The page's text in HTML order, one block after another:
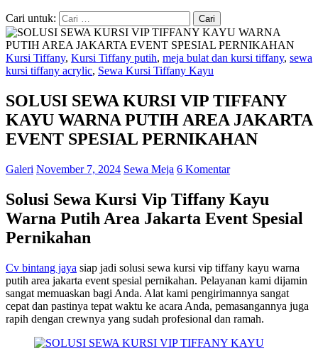
Cari untuk:
Kursi Tiffany, Kursi Tiffany putih, meja bulat dan kursi tiffany, sewa
kursi tiffany acrylic, Sewa Kursi Tiffany Kayu
SOLUSI SEWA KURSI VIP TIFFANY
KAYU WARNA PUTIH AREA JAKARTA
EVENT SPESIAL PERNIKAHAN
Galeri November 7, 2024 Sewa Meja 6 Komentar
Solusi Sewa Kursi Vip Tiffany Kayu
Warna Putih Area Jakarta Event Spesial
Pernikahan
Cv bintang jaya siap jadi solusi sewa kursi vip tiffany kayu warna
putih area jakarta event spesial pernikahan. Pelayanan kami dijamin
sangat memuaskan bagi Anda. Alat kami pengirimannya sangat
cepat dan pastinya tepat waktu ke acara Anda, pemasangannya juga
rapih dengan crewnya yang sudah profesional dan ramah.